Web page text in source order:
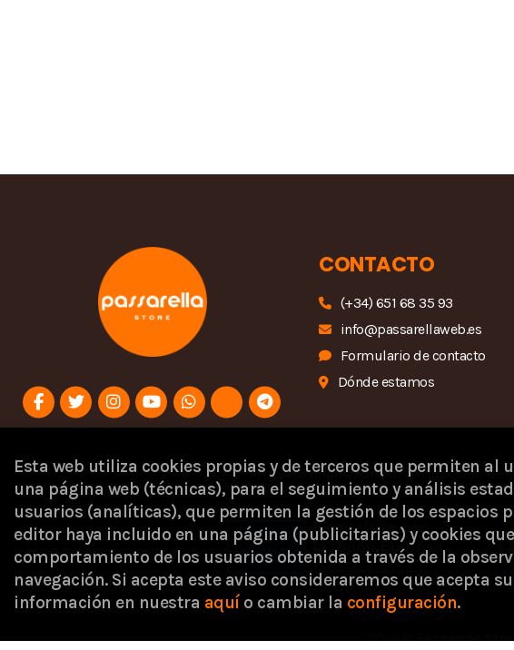
CONTACTO
(+34) 651 68 35 93
info@passarellaweb.es
Formulario de contacto
Dónde estamos
Proyecto financiado por la Dirección
2026 ©Passarella
Esta web utiliza cookies propias y de terceros que permiten al
una página web (técnicas), para el seguimiento y análisis
usuarios (analíticas), que permiten la gestión de los espacios
editor haya incluido en una página (publicitarias) y cookies
comportamiento de los usuarios obtenida a través de la
navegación. Si acepta este aviso consideraremos que acepta
información en nuestra aquío cambiar la configuración.